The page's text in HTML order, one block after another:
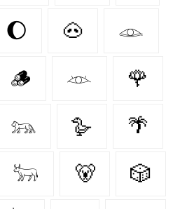
🌔 🐽 𓁼
🪵 𓁺 🌹
𓃬 🪿 🌴
𓃽 🐻 🎲